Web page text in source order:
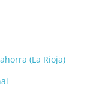
(La Rioja)